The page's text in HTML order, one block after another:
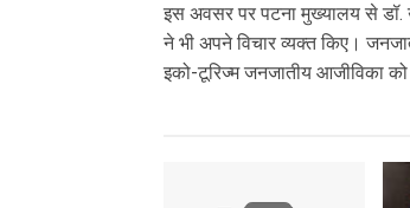
इस अवसर पर पटना मुख्यालय से डॉ.
ने भी अपने विचार व्यक्त किए।
इको-टूरिज्म जनजातीय आजीविका